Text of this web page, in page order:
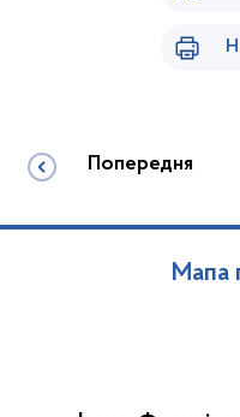
Попередня
Мапа